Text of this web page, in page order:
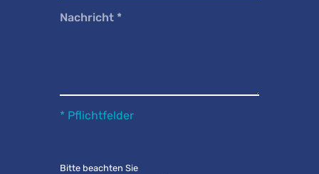
Nachricht *
* Pflichtfelder
Bitte beachten Sie